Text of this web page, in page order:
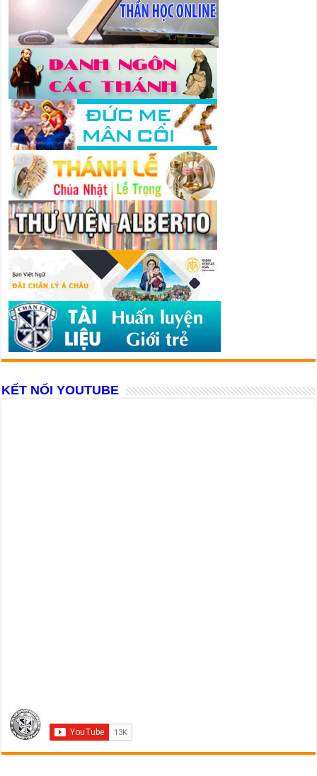
KẾT NỐI YOUTUBE